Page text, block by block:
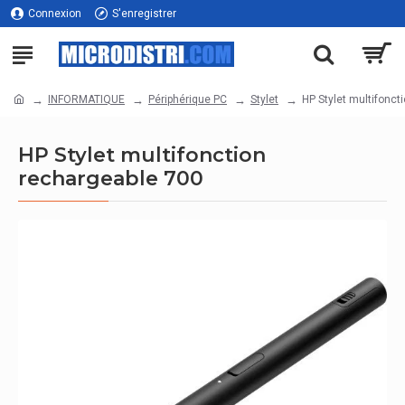
Connexion S'enregistrer
INFORMATIQUE Périphérique PC Stylet HP Stylet
HP Stylet multifonction
rechargeable 700